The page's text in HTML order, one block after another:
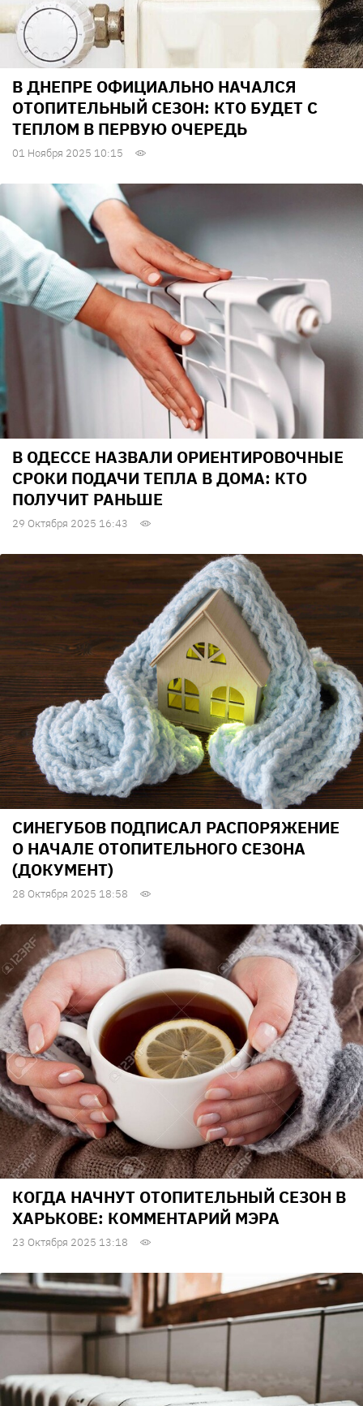
В ДНЕПРЕ ОФИЦИАЛЬНО НАЧАЛСЯ
ОТОПИТЕЛЬНЫЙ СЕЗОН: КТО БУДЕТ С
ТЕПЛОМ В ПЕРВУЮ ОЧЕРЕДЬ
01 Ноября 2025 10:15
В ОДЕССЕ НАЗВАЛИ ОРИЕНТИРОВОЧНЫЕ
СРОКИ ПОДАЧИ ТЕПЛА В ДОМА: КТО
ПОЛУЧИТ РАНЬШЕ
29 Октября 2025 16:43
СИНЕГУБОВ ПОДПИСАЛ РАСПОРЯЖЕНИЕ
О НАЧАЛЕ ОТОПИТЕЛЬНОГО СЕЗОНА
(ДОКУМЕНТ)
28 Октября 2025 18:58
КОГДА НАЧНУТ ОТОПИТЕЛЬНЫЙ СЕЗОН В
ХАРЬКОВЕ: КОММЕНТАРИЙ МЭРА
23 Октября 2025 13:18